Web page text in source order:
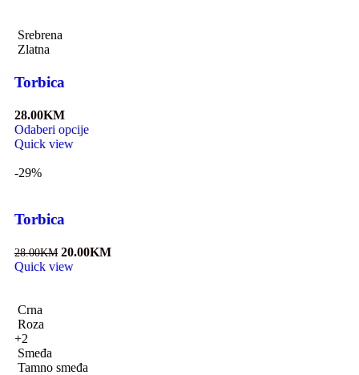
Srebrena
Zlatna
Torbica
28.00KM
Odaberi opcije
Quick view
-29%
Torbica
28.00KM 20.00KM
Quick view
Crna
Roza
+2
Smeđa
Tamno smeđa